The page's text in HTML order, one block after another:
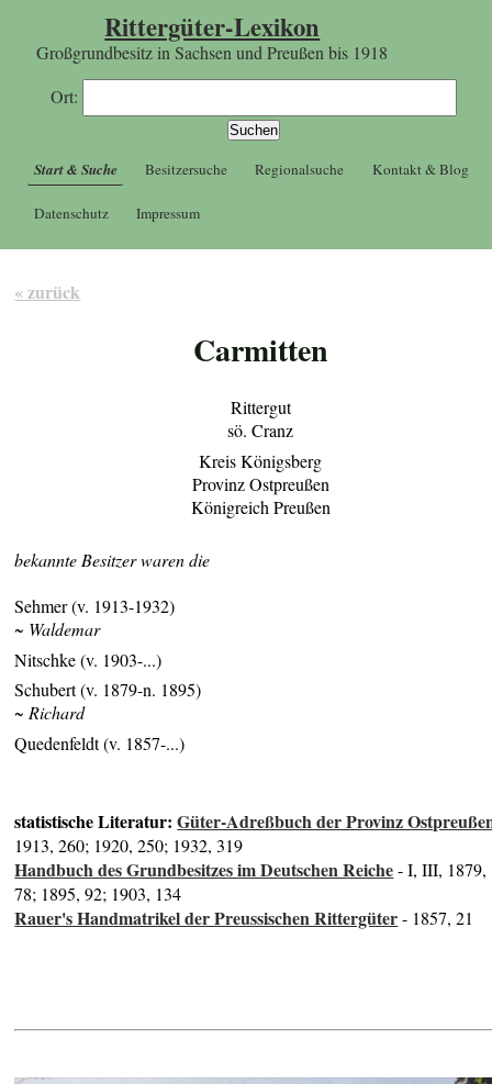
Rittergüter-Lexikon
Großgrundbesitz in Sachsen und Preußen bis 1918
Ort:
Start & Suche Besitzersuche Regionalsuche Kontakt & Blog
Datenschutz Impressum
« zurück
Carmitten
Rittergut
sö. Cranz
Kreis Königsberg
Provinz Ostpreußen
Königreich Preußen
bekannte Besitzer waren die
Sehmer (v. 1913-1932)
~ Waldemar
Nitschke (v. 1903-...)
Schubert (v. 1879-n. 1895)
~ Richard
Quedenfeldt (v. 1857-...)
statistische Literatur:Güter-Adreßbuch der Provinz
1913, 260; 1920, 250; 1932, 319
Handbuch des Grundbesitzes im Deutschen Reiche- I, III, 1879,
78; 1895, 92; 1903, 134
Rauer's Handmatrikel der Preussischen Rittergüter- 1857, 21